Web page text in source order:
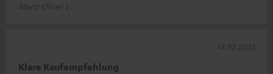
Marc-Oliver L.
Klare Kaufempfehlung
14.10.2025